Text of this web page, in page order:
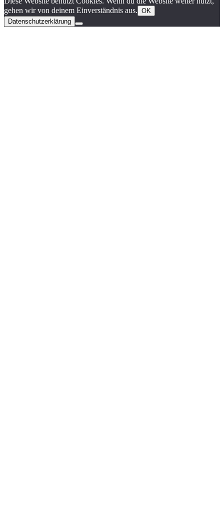
gehen wir von deinem Einverständnis aus. OK
Datenschutzerklärung